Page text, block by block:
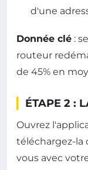
d'une
Donnée clé :
routeur
de 45% en
ÉTAPE 2 :
Ouvrez
téléchargez-la
vous avec